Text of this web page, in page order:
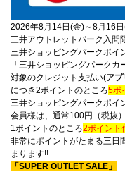
2026年8月14日(金)～8月16日
三井アウトレットパーク入間
三井ショッピングパークポイ
「三井ショッピングパークカ
対象のクレジット支払い(ア
につき2ポイントのところ5ポ
三井ショッピングパークポイ
会員様は、通常100円（税抜
1ポイントのところ2ポイント
非常にポイントがたまる三日
まります!!
「SUPER OUTLET SALE」